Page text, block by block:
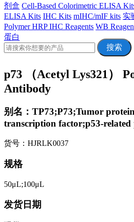
剂盒 Cell-Based Colorimetric ELISA
ELISA Kits IHC Kits mIHC/mIF kits 实
Polymer HRP IHC Reagents WB
蛋白
搜索
p73 （Acetyl Lys321）
Antibody
别名：TP73;P73;Tumor
transcription factor;p53-related
货号：HJRLK0037
规格
50μL;100μL
发货日期